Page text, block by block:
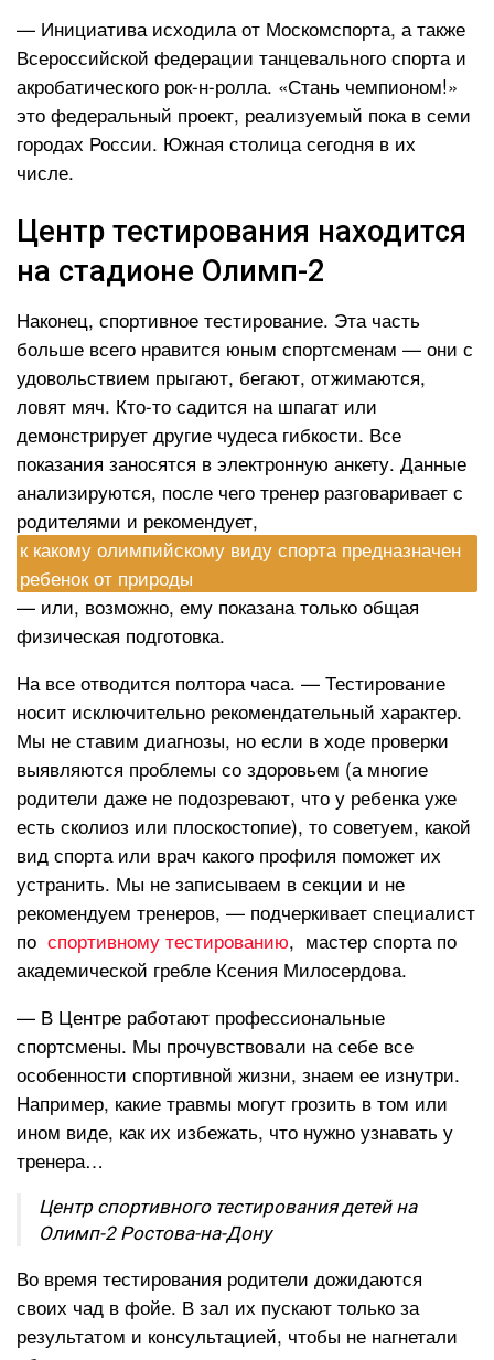
— Инициатива исходила от Москомспорта, а также
Всероссийской федерации танцевального спорта и
акробатического рок-н-ролла. «Стань чемпионом!»
это федеральный проект, реализуемый пока в семи
городах России. Южная столица сегодня в их
числе.
Центр тестирования находится
на стадионе Олимп-2
Наконец, спортивное тестирование. Эта часть
больше всего нравится юным спортсменам — они с
удовольствием прыгают, бегают, отжимаются,
ловят мяч. Кто-то садится на шпагат или
демонстрирует другие чудеса гибкости. Все
показания заносятся в электронную анкету. Данные
анализируются, после чего тренер разговаривает с
родителями и рекомендует,
к какому олимпийскому виду спорта предназначен
ребенок от природы
— или, возможно, ему показана только общая
физическая подготовка.
На все отводится полтора часа. — Тестирование
носит исключительно рекомендательный характер.
Мы не ставим диагнозы, но если в ходе проверки
выявляются проблемы со здоровьем (а многие
родители даже не подозревают, что у ребенка уже
есть сколиоз или плоскостопие), то советуем, какой
вид спорта или врач какого профиля поможет их
устранить. Мы не записываем в секции и не
рекомендуем тренеров, — подчеркивает специалист
по спортивному тестированию, мастер спорта по
академической гребле Ксения Милосердова.
— В Центре работают профессиональные
спортсмены. Мы прочувствовали на себе все
особенности спортивной жизни, знаем ее изнутри.
Например, какие травмы могут грозить в том или
ином виде, как их избежать, что нужно узнавать у
тренера…
Центр спортивного тестирования детей на
Олимп-2 Ростова-на-Дону
Во время тестирования родители дожидаются
своих чад в фойе. В зал их пускают только за
результатом и консультацией, чтобы не нагнетали